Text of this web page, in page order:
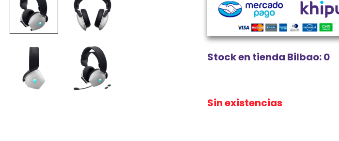
Stock en tienda Bilbao: 0
Sin existencias